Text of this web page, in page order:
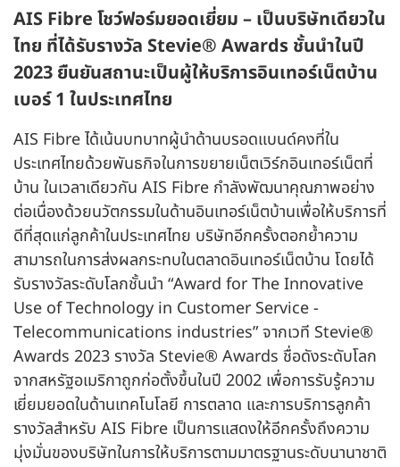
AIS Fibre โชว์ฟอร์มยอดเยี่ยม – เป็นบริษัทเดียวใน
ไทย ที่ได้รับรางวัล Stevie® Awards ชั้นนำในปี
2023 ยืนยันสถานะเป็นผู้ให้บริการอินเทอร์เน็ตบ้าน
เบอร์ 1 ในประเทศไทย
AIS Fibre ได้เน้นบทบาทผู้นำด้านบรอดแบนด์คงที่ใน
ประเทศไทยด้วยพันธกิจในการขยายเน็ตเวิร์กอินเทอร์เน็ตที่
บ้าน ในเวลาเดียวกัน AIS Fibre กำลังพัฒนาคุณภาพอย่าง
ต่อเนื่องด้วยนวัตกรรมในด้านอินเทอร์เน็ตบ้านเพื่อให้บริการที่
ดีที่สุดแก่ลูกค้าในประเทศไทย บริษัทอีกครั้งตอกย้ำความ
สามารถในการส่งผลกระทบในตลาดอินเทอร์เน็ตบ้าน โดยได้
รับรางวัลระดับโลกชั้นนำ “Award for The Innovative
Use of Technology in Customer Service -
Telecommunications industries” จากเวที Stevie®
Awards 2023 รางวัล Stevie® Awards ชื่อดังระดับโลก
จากสหรัฐอเมริกาถูกก่อตั้งขึ้นในปี 2002 เพื่อการรับรู้ความ
เยี่ยมยอดในด้านเทคโนโลยี การตลาด และการบริการลูกค้า
รางวัลสำหรับ AIS Fibre เป็นการแสดงให้อีกครั้งถึงความ
มุ่งมั่นของบริษัทในการให้บริการตามมาตรฐานระดับนานาชาติ